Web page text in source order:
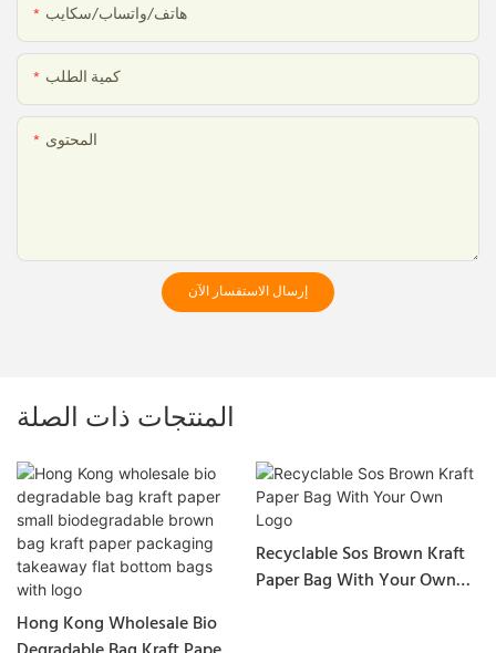
هاتف/واتساب/سكايب
كمية الطلب
المحتوى
إرسال الاستفسار الآن
المنتجات ذات الصلة
Hong Kong Wholesale Bio
Recyclable Sos Brown Kraft
Paper Bag With Your Own